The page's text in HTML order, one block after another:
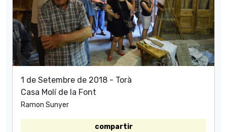
1 de Setembre de 2018 - Torà
Casa Molí de la Font
Ramon Sunyer
compartir